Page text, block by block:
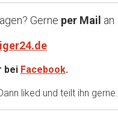
Gerne per Mail an
bei Facebook.
liked und teilt ihn gerne.